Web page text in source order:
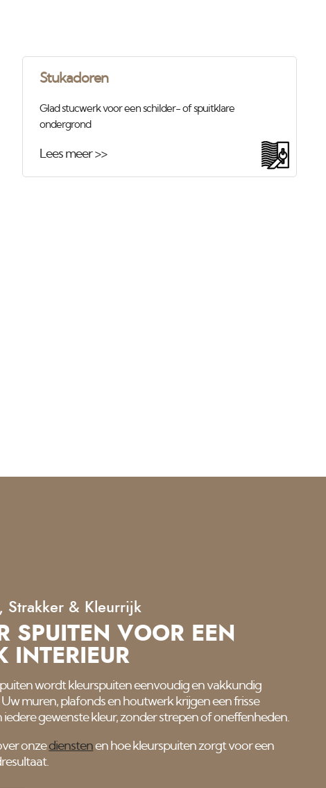
Stukadoren
Glad stucwerk voor een schilder- of spuitklare
ondergrond
Lees meer >>
Strakker & Kleurrijk
SPUITEN VOOR EEN
INTERIEUR
wordt kleurspuiten eenvoudig en vakkundig
muren, plafonds en houtwerk krijgen een frisse
iedere gewenste kleur, zonder strepen of oneffenheden.
onzedienstenen hoe kleurspuiten zorgt voor een